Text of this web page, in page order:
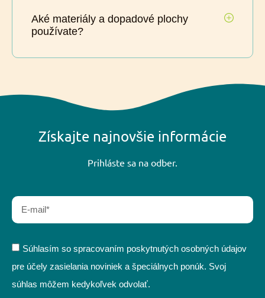
Aké materiály a dopadové plochy
používate?
Získajte najnovšie informácie
Prihláste sa na odber.
Súhlasím so spracovaním poskytnutých osobných údajov
pre účely zasielania noviniek a špeciálnych ponúk. Svoj
súhlas môžem kedykoľvek odvolať.